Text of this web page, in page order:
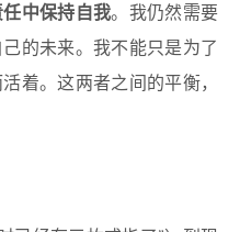
中保持自我。我仍然需要
的未来。我不能只是为了
着。这两者之间的平衡，